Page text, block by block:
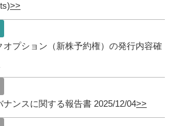
オプション（新株予約権）の発行内容確
ナンスに関する報告書 2025/12/04